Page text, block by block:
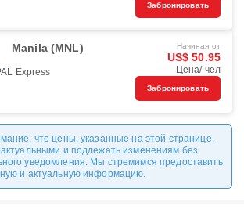
Забронировать
Manila (MNL)
Express
Начиная от
US$ 50.95
Цена/ чел
Забронировать
что цены, указанные на этой странице,
и подлежать изменениям без
уведомления. Мы стремимся предоставить
и актуальную информацию.